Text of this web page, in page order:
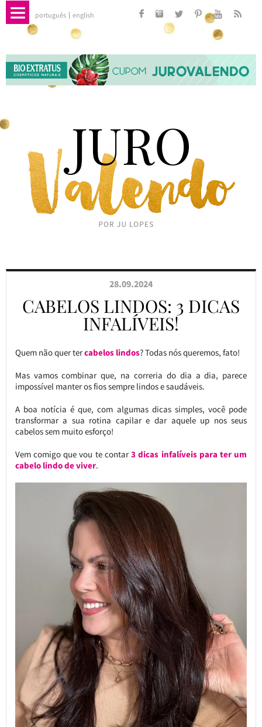
português english
28.09.2024
CABELOS LINDOS: 3 DICAS
INFALÍVEIS!
Quem não quer tercabelos lindos? Todas nós queremos, fato!
Mas vamos combinar que, na correria do dia a dia, parece
impossível manter os fios sempre lindos e saudáveis.
A boa notícia é que, com algumas dicas simples, você pode
transformar a sua rotina capilar e dar aquele up nos seus
cabelos sem muito esforço!
Vem comigo que vou te contar3 dicas infalíveis para ter um
cabelo lindo de viver.